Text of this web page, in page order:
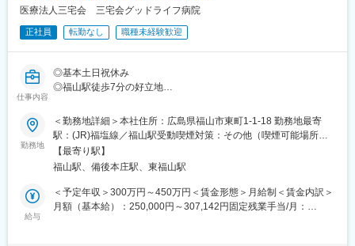
■組織構成：
・当院では総務部の中で経理、人事労務、庶務と担当分けをして
おりそれぞれ2名ずつ在籍しています。20代から60代と幅広い世
代の方が活躍中です。
■教育体制：
・先輩スタッフによるOJT/定期面談など
■募集背景：
・地域の方により高度な医療を提供するため、より経営体制を強
化するために、人事総務部門の体制強化に寄与いただける方を新
たにお迎えいたします。
※補足
・・・・・・・・・・・・・・
医療法人三宅会 三宅会グッドライフ病院
正社員 転勤なし 職種未経験歓迎
仕事内容
◎基本土日祝休み
◎福山駅徒歩7分の好立地
■業務内容：【変更の範囲：会社の定める業務】
・主に経理業務を御経験に応じてお任せします
＜経理＞
・備品等の請求書/納品書/発注書の内容確認、書類保存
・医事課や介護施設から送られてくる収入/支出や未収入金、入金
状況のチェック
勤務地
＜勤務地詳細＞本社住所：広島県福山市東町1-1-18 勤務地最寄
駅：(JR)福塩線／福山駅受動喫煙対策：その他（喫煙可能場所あ
り）変更の範囲：無
【最寄り駅】
福山駅、備後本庄駅、東福山駅
給与
＜予定年収＞300万円～450万円＜賃金形態＞月給制＜賃金内訳＞
月額（基本給）：250,000円～307,142円固定残業手当/月：